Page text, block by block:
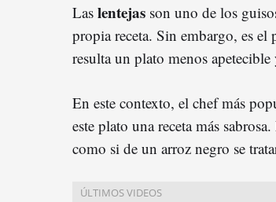
Las lentejas son uno de los
propia receta. Sin embargo, es el
resulta un plato menos
En este contexto, el chef más
este plato una receta más
como si de un arroz negro se